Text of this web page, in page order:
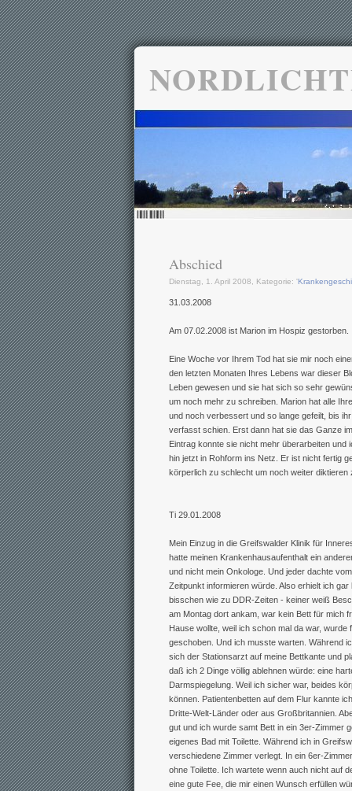
Abschied
Dienstag, 1. April 2008, Kategorie: '
31.03.2008
Am 07.02.2008 ist Marion im Hospiz gestorben.
Eine Woche vor Ihrem Tod hat sie mir noch
den letzten Monaten Ihres Lebens war dieser
Leben gewesen und sie hat sich so sehr
um noch mehr zu schreiben. Marion hat alle
und noch verbessert und so lange gefeilt, bis
verfasst schien. Erst dann hat sie das Ganze
Eintrag konnte sie nicht mehr überarbeiten und
hin jetzt in Rohform ins Netz. Er ist nicht fertig
körperlich zu schlecht um noch weiter diktieren
Ti 29.01.2008
Mein Einzug in die Greifswalder Klinik für
hatte meinen Krankenhausaufenthalt ein
und nicht mein Onkologe. Und jeder dachte
Zeitpunkt informieren würde. Also erhielt ich
bisschen wie zu DDR-Zeiten - keiner weiß
am Montag dort ankam, war kein Bett für mich
Hause wollte, weil ich schon mal da war, wurde
geschoben. Und ich musste warten. Während
sich der Stationsarzt auf meine Bettkante und
daß ich 2 Dinge völlig ablehnen würde: eine
Darmspiegelung. Weil ich sicher war, beides
können. Patientenbetten auf dem Flur kannte
Dritte-Welt-Länder oder aus Großbritannien.
gut und ich wurde samt Bett in ein 3er-Zimmer
eigenes Bad mit Toilette. Während ich in
verschiedene Zimmer verlegt. In ein 6er-
ohne Toilette. Ich wartete wenn auch nicht auf
eine gute Fee, die mir einen Wunsch erfüllen